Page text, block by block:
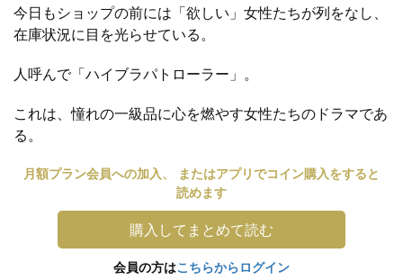
今日もショップの前には「欲しい」女性たちが列をなし、
在庫状況に目を光らせている。
人呼んで「ハイブラパトローラー」。
これは、憧れの一級品に心を燃やす女性たちのドラマであ
る。
月額プラン会員への加入、 またはアプリでコイン購入をすると
読めます
購入してまとめて読む
会員の方はこちらからログイン